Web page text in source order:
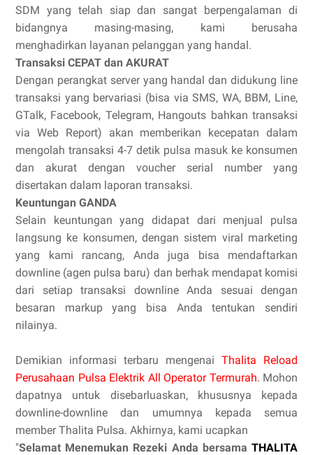
SDM yang telah siap dan sangat berpengalaman di
bidangnya masing-masing, kami berusaha
menghadirkan layanan pelanggan yang handal.
Transaksi CEPAT dan AKURAT
Dengan perangkat server yang handal dan didukung line
transaksi yang bervariasi (bisa via SMS, WA, BBM, Line,
GTalk, Facebook, Telegram, Hangouts bahkan transaksi
via Web Report) akan memberikan kecepatan dalam
mengolah transaksi 4-7 detik pulsa masuk ke konsumen
dan akurat dengan voucher serial number yang
disertakan dalam laporan transaksi.
Keuntungan GANDA
Selain keuntungan yang didapat dari menjual pulsa
langsung ke konsumen, dengan sistem viral marketing
yang kami rancang, Anda juga bisa mendaftarkan
downline (agen pulsa baru) dan berhak mendapat komisi
dari setiap transaksi downline Anda sesuai dengan
besaran markup yang bisa Anda tentukan sendiri
nilainya.
Demikian informasi terbaru mengenai Thalita Reload
Perusahaan Pulsa Elektrik All Operator Termurah. Mohon
dapatnya untuk disebarluaskan, khususnya kepada
downline-downline dan umumnya kepada semua
member Thalita Pulsa. Akhirnya, kami ucapkan
"Selamat Menemukan Rezeki Anda bersama THALITA